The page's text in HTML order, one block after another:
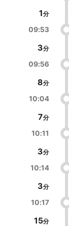
1
09:53
3
09:56
8
10:04
7
10:11
3
10:14
3
10:17
15